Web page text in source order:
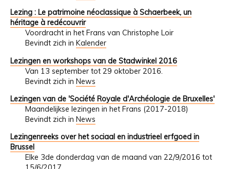
Lezing : Le patrimoine néoclassique à Schaerbeek, un
héritage à redécouvrir
Voordracht in het Frans van Christophe Loir
Bevindt zich in Kalender
Lezingen en workshops van de Stadwinkel 2016
Van 13 september tot 29 oktober 2016.
Bevindt zich in News
Lezingen van de 'Société Royale d'Archéologie de Bruxelles'
Maandelijkse lezingen in het Frans (2017-2018)
Bevindt zich in News
Lezingenreeks over het sociaal en industrieel erfgoed in
Brussel
Elke 3de donderdag van de maand van 22/9/2016 tot